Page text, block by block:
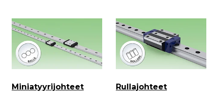
Miniatyyrijohteet Rullajohteet